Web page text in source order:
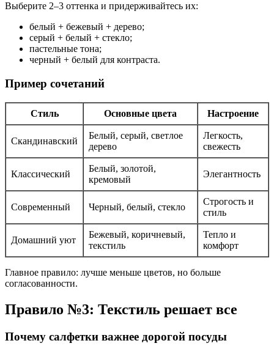
Выберите 2–3 оттенка и придерживайтесь их:
белый + бежевый + дерево;
серый + белый + стекло;
пастельные тона;
черный + белый для контраста.
Пример сочетаний
Стиль Основные цвета Настроение
Скандинавский
Белый, серый, светлое
дерево
Легкость,
свежесть
Классический
Белый, золотой,
кремовый
Элегантность
Современный Черный, белый, стекло
Строгость и
стиль
Домашний уют
Бежевый, коричневый,
текстиль
Тепло и
комфорт
Главное правило: лучше меньше цветов, но больше
согласованности.
Правило №3: Текстиль решает все
Почему салфетки важнее дорогой посуды